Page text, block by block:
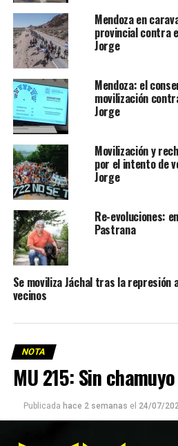
Mendoza en
provincial contra
Jorge
Mendoza: el
movilización
Jorge
Movilización y
por el intento de
Jorge
Re-evoluciones:
Pastrana
Se moviliza Jáchal tras la represión
vecinos
NOTA
MU 215: Sin chamuyo
Publicada hace 2 semanas el 24/07/